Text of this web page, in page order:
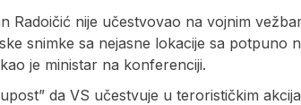
Radoičić nije učestvovao na vojnim
snimke sa nejasne lokacije sa potpuno
je ministar na konferenciji.
da VS učestvuje u terorističkim